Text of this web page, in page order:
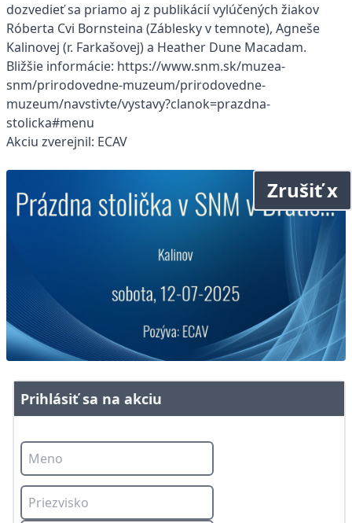
dozvedieť sa priamo aj z publikácií vylúčených žiakov
Róberta Cvi Bornsteina (Záblesky v temnote), Agneše
Kalinovej (r. Farkašovej) a Heather Dune Macadam.
Bližšie informácie: https://www.snm.sk/muzea-
snm/prirodovedne-muzeum/prirodovedne-
muzeum/navstivte/vystavy?clanok=prazdna-
stolicka#menu
Akciu zverejnil: ECAV
Zrušiť x
Prihlásiť sa na akciu